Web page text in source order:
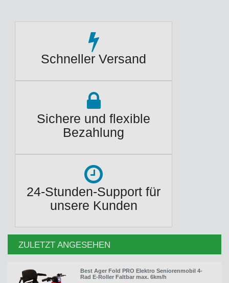
Schneller Versand
Sichere und flexible
Bezahlung
24-Stunden-Support für
unsere Kunden
ZULETZT ANGESEHEN
Best Ager Fold PRO Elektro Seniorenmobil 4-
Rad E-Roller Faltbar max. 6km/h